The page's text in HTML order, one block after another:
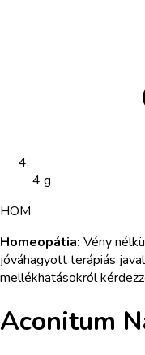
4 g
HOM
Homeopátia: Vény
jóváhagyott terápiás
mellékhatásokról
Aconitum